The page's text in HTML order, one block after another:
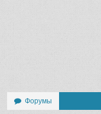
Форумы